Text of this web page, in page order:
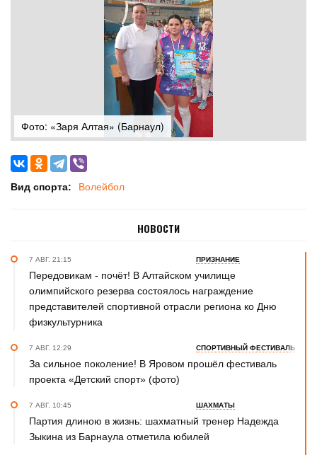
Фото: «Заря Алтая» (Барнаул)
Вид спорта: Волейбол
НОВОСТИ
7 АВГ. 21:15 ПРИЗНАНИЕ
Передовикам - почёт! В Алтайском училище
олимпийского резерва состоялось награждение
представителей спортивной отрасли региона ко Дню
физкультурника
7 АВГ. 12:29 СПОРТИВНЫЙ ФЕСТИВАЛЬ
За сильное поколение! В Яровом прошёл фестиваль
проекта «Детский спорт» (фото)
7 АВГ. 10:45 ШАХМАТЫ
Партия длиною в жизнь: шахматный тренер Надежда
Зыкина из Барнаула отметила юбилей